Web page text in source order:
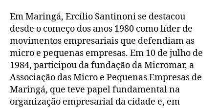
Em Maringá, Ercílio Santinoni se destacou
desde o começo dos anos 1980 como líder de
movimentos empresariais que defendiam as
micro e pequenas empresas. Em 10 de julho de
1984, participou da fundação da Micromar, a
Associação das Micro e Pequenas Empresas de
Maringá, que teve papel fundamental na
organização empresarial da cidade e, em